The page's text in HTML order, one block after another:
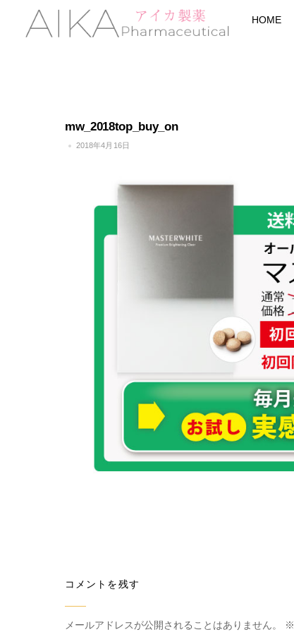
content
Menu
HOME
mw_2018top_buy_on
2018年4月16日
コメントを残す
メールアドレスが公開されることはありません。 ※